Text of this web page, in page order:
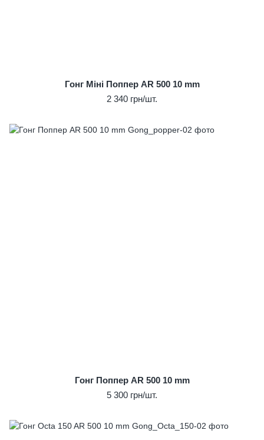
Гонг Міні Поппер AR 500 10 mm
2 340 грн/шт.
Гонг Поппер AR 500 10 mm
5 300 грн/шт.